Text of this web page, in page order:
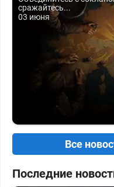
сражайтесь...
03 июня
Все
Последние